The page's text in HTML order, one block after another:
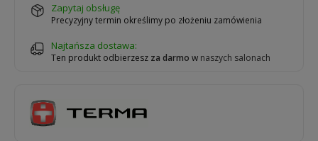
zapytaj obsługę
Precyzyjny termin określimy po złożeniu zamówienia
Najtańsza dostawa:
Ten produkt odbierzesz za darmo w naszych salonach